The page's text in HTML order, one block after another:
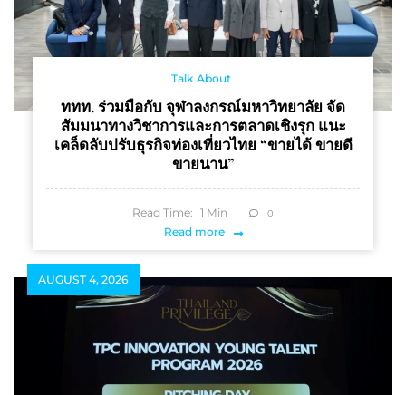
Talk About
ททท. ร่วมมือกับ จุฬาลงกรณ์มหาวิทยาลัย จัด
สัมมนาทางวิชาการและการตลาดเชิงรุก แนะ
เคล็ดลับปรับธุรกิจท่องเที่ยวไทย “ขายได้ ขายดี
ขายนาน”
Read Time: 1 Min 0
Read more
AUGUST 4, 2026